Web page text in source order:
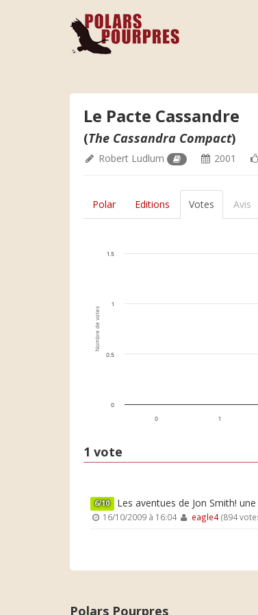
Le Pacte Cassandre
(The Cassandra Compact)
Robert Ludlum 2001
Polar Editions Votes Avis
Nombre de votes
0 1
0
0.5
1
1.5
1 vote
6/10 Les aventues de Jon Smith!
16/10/2009 à 16:04 eagle4(894
Polars Pourpres